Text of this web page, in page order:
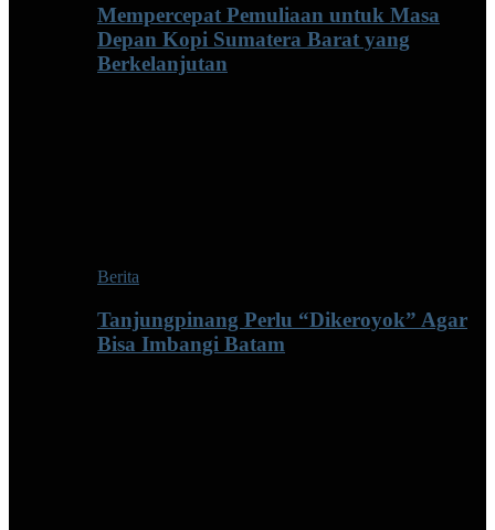
Mempercepat Pemuliaan untuk Masa
Depan Kopi Sumatera Barat yang
Berkelanjutan
Berita
Tanjungpinang Perlu “Dikeroyok” Agar
Bisa Imbangi Batam